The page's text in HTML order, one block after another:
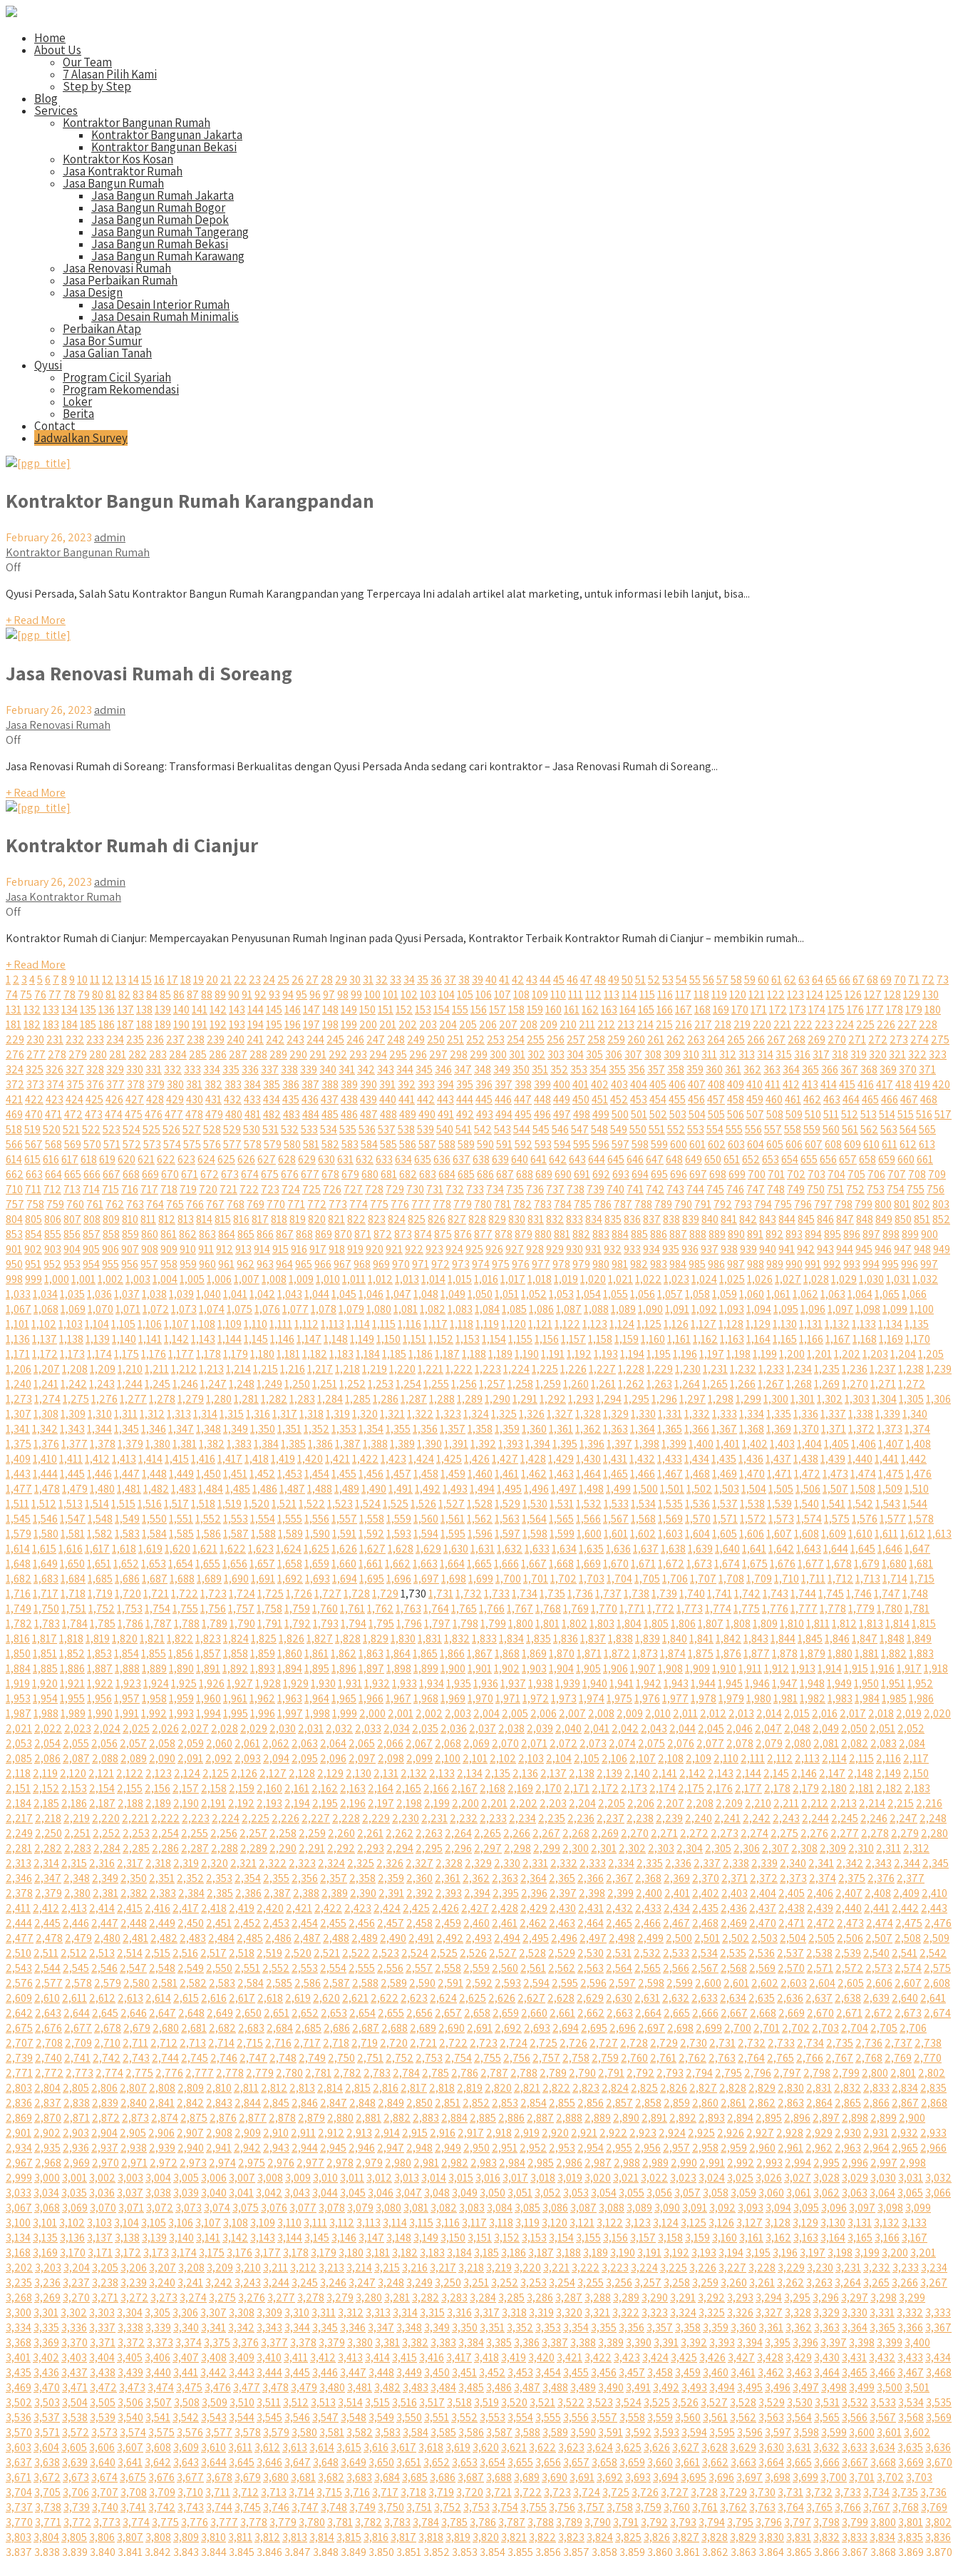
Home
About Us
Our Team
7 Alasan Pilih Kami
Step by Step
Blog
Services
Kontraktor Bangunan Rumah
Kontraktor Bangunan Jakarta
Kontraktor Bangunan Bekasi
Kontraktor Kos Kosan
Jasa Kontraktor Rumah
Jasa Bangun Rumah
Jasa Bangun Rumah Jakarta
Jasa Bangun Rumah Bogor
Jasa Bangun Rumah Depok
Jasa Bangun Rumah Tangerang
Jasa Bangun Rumah Bekasi
Jasa Bangun Rumah Karawang
Jasa Renovasi Rumah
Jasa Perbaikan Rumah
Jasa Design
Jasa Desain Interior Rumah
Jasa Desain Rumah Minimalis
Perbaikan Atap
Jasa Bor Sumur
Jasa Galian Tanah
Qyusi
Program Cicil Syariah
Program Rekomendasi
Loker
Berita
Contact
Jadwalkan Survey
Kontraktor Bangun Rumah Karangpandan
February 26, 2023 admin
Kontraktor Bangunan Rumah
Off
Qyusi Persada, Salah Satu Kontraktor Bangun Rumah Karangpandan yang Terpercaya Ini adalah artikel alat marketing, untuk informasi lebih lanjut, bisa...
+ Read More
Jasa Renovasi Rumah di Soreang
February 26, 2023 admin
Jasa Renovasi Rumah
Off
Jasa Renovasi Rumah di Soreang: Transformasi Berkualitas dengan Qyusi Persada Anda sedang cari kontraktor – Jasa Renovasi Rumah di Soreang...
+ Read More
Kontraktor Rumah di Cianjur
February 26, 2023 admin
Jasa Kontraktor Rumah
Off
Kontraktor Rumah di Cianjur: Mempercayakan Penyusunan Rumah Inginan pada Qyusi Persada, Kontraktor Terbaik Kontraktor Rumah di Cianjur – membikin rumah...
+ Read More
12 3456 78910111213141516171819 20 2122 23 2425 26 27 28 29 30 3132 33 3435 36 37 38 39404142434445464748495051525354555657585960616263646566676869 70 7172 73
7475 76 77 78 798081828384858687888990919293949596979899100101102103104105106107108109110111112113114115116117118119120121122123124125126127128129130
131132133134135136137138139140141142143144145146147148149150151152153154155156157158159160161162163164165166167168169170171172173174175176177178179180
181182183184185186187188189190191192193194195196197198199 200 201202 203 204205 206 207 208 209 210 211212 213 214215 216 217 218 219 220 221222 223 224225 226 227 228
229 230 231232 233 234235 236 237 238 239 240 241242 243 244245 246 247 248 249 250 251252 253 254255 256 257 258 259 260 261262 263 264265 266 267 268 269 270 271272 273 274275
276 277 278 279 280 281282 283 284285 286 287 288 289 290 291292 293 294295 296 297 298 299 300 301302 303 304305 306 307 308 309 310 311312 313 314315 316 317 318 319 320 321322 323
324325 326 327 328 329 330 331332 333 334335 336 337 338 339 340 341342 343 344345 346 347 348 349 350 351352 353 354355 356 357 358 359 360 361362 363 364365 366 367 368 369 370 371
372 373 374375 376 377 378 379 380 381382 383 384385 386 387 388 389 390 391392 393 394395 396 397 398 399400401402403404405406407408409410411412413414415416417418419420
421422423424425426427428429430431432433434435436437438439440441442443444445446447448449450451452453454455456457458459460461462463464465466467468
469470471472473474475476477478479480481482483484485486487488489490491492493494495496497498499500501502503504505506507508509510511512513514515516517
518519520521522523524525526527528529530531532533534535536537538539540541542543544545546547548549550551552553554555556557558559560561562563564565
566567568569570571572573574575576577578579580581582583584585586587588589590591592593594595596597598599600601602603604605606607608609610611612613
614615616617618619620621622623624625626627628629630631632633634635636637638639640641642643644645646647648649650651652653654655656657658659660661
662663664665666667668669670671672673674675676677678679680681682683684685686687688689690691692693694695696697698699 700 701702 703 704705 706 707 708 709
710 711712 713 714715 716 717 718 719 720 721722 723 724725 726 727 728 729 730 731732 733 734735 736 737 738 739 740 741742 743 744745 746 747 748 749 750 751752 753 754755 756
757 758 759 760 761762 763 764765 766 767 768 769 770 771772 773 774775 776 777 778 779 780 781782 783 784785 786 787 788 789 790 791792 793 794795 796 797 798 799800801802803
804805806807808809810811812813814815816817818819820821822823824825826827828829830831832833834835836837838839840841842843844845846847848849850851852
853854855856857858859860861862863864865866867868869870871872873874875876877878879880881882883884885886887888889890891892893894895896897898899900
901902903904905906907908909910911912913914915916917918919920921922923924925926927928929930931932933934935936937938939940941942943944945946947948949
950951952953954955956957958959960961962963964965966967968969970971972973974975976977978979980981982983984985986987988989990991992993994995996997
9989991,0001,0011,0021,0031,0041,0051,0061,0071,0081,0091,0101,0111,0121,0131,0141,0151,0161,0171,0181,0191,0201,0211,0221,0231,0241,0251,0261,0271,0281,0291,0301,0311,032
1,0331,0341,0351,0361,0371,0381,0391,0401,0411,0421,0431,0441,0451,0461,0471,0481,0491,0501,0511,0521,0531,0541,0551,0561,0571,0581,0591,0601,0611,0621,0631,0641,0651,066
1,0671,0681,0691,0701,0711,0721,0731,0741,0751,0761,0771,0781,0791,0801,0811,0821,0831,0841,0851,0861,0871,0881,0891,0901,0911,0921,0931,0941,0951,0961,0971,0981,0991,100
1,1011,1021,1031,1041,1051,1061,1071,1081,1091,1101,1111,1121,1131,1141,1151,1161,1171,1181,1191,1201,1211,1221,1231,1241,1251,1261,1271,1281,1291,1301,1311,1321,1331,1341,135
1,1361,1371,1381,1391,1401,1411,1421,1431,1441,1451,1461,1471,1481,1491,1501,1511,1521,1531,1541,1551,1561,1571,1581,1591,1601,1611,1621,1631,1641,1651,1661,1671,1681,1691,170
1,1711,1721,1731,1741,1751,1761,1771,1781,1791,1801,1811,1821,1831,1841,1851,1861,1871,1881,1891,1901,1911,1921,1931,1941,1951,1961,1971,1981,1991,2001,2011,2021,2031,2041,205
1,2061,2071,2081,2091,2101,2111,2121,2131,2141,2151,2161,2171,2181,2191,2201,2211,2221,2231,2241,2251,2261,2271,2281,2291,2301,2311,2321,2331,2341,2351,2361,2371,2381,239
1,2401,2411,2421,2431,2441,2451,2461,2471,2481,2491,2501,2511,2521,2531,2541,2551,2561,2571,2581,2591,2601,2611,2621,2631,2641,2651,2661,2671,2681,2691,2701,2711,272
1,2731,2741,2751,2761,2771,2781,2791,2801,2811,2821,2831,2841,2851,2861,2871,2881,2891,2901,2911,2921,2931,2941,2951,2961,2971,2981,2991,3001,3011,3021,3031,3041,3051,306
1,3071,3081,3091,3101,3111,3121,3131,3141,3151,3161,3171,3181,3191,3201,3211,3221,3231,3241,3251,3261,3271,3281,3291,3301,3311,3321,3331,3341,3351,3361,3371,3381,3391,340
1,3411,3421,3431,3441,3451,3461,3471,3481,3491,3501,3511,3521,3531,3541,3551,3561,3571,3581,3591,3601,3611,3621,3631,3641,3651,3661,3671,3681,3691,3701,3711,3721,3731,374
1,3751,3761,3771,3781,3791,3801,3811,3821,3831,3841,3851,3861,3871,3881,3891,3901,3911,3921,3931,3941,3951,3961,3971,3981,3991,4001,4011,4021,4031,4041,4051,4061,4071,408
1,4091,4101,4111,4121,4131,4141,4151,4161,4171,4181,4191,4201,4211,4221,4231,4241,4251,4261,4271,4281,4291,4301,4311,4321,4331,4341,4351,4361,4371,4381,4391,4401,4411,442
1,4431,4441,4451,4461,4471,4481,4491,4501,4511,4521,4531,4541,4551,4561,4571,4581,4591,4601,4611,4621,4631,4641,4651,4661,4671,4681,4691,4701,4711,4721,4731,4741,4751,476
1,4771,4781,4791,4801,4811,4821,4831,4841,4851,4861,4871,4881,4891,4901,4911,4921,4931,4941,4951,4961,4971,4981,4991,5001,5011,5021,5031,5041,5051,5061,5071,5081,5091,510
1,5111,5121,5131,5141,5151,5161,5171,5181,5191,5201,5211,5221,5231,5241,5251,5261,5271,5281,5291,5301,5311,5321,5331,5341,5351,5361,5371,5381,5391,5401,5411,5421,5431,544
1,5451,5461,5471,5481,5491,5501,5511,5521,5531,5541,5551,5561,5571,5581,5591,5601,5611,5621,5631,5641,5651,5661,5671,5681,5691,5701,5711,5721,5731,5741,5751,5761,5771,578
1,5791,5801,5811,5821,5831,5841,5851,5861,5871,5881,5891,5901,5911,5921,5931,5941,5951,5961,5971,5981,5991,6001,6011,6021,6031,6041,6051,6061,6071,6081,6091,6101,6111,6121,613
1,6141,6151,6161,6171,6181,6191,6201,6211,6221,6231,6241,6251,6261,6271,6281,6291,6301,6311,6321,6331,6341,6351,6361,6371,6381,6391,6401,6411,6421,6431,6441,6451,6461,647
1,6481,6491,6501,6511,6521,6531,6541,6551,6561,6571,6581,6591,6601,6611,6621,6631,6641,6651,6661,6671,6681,6691,6701,6711,6721,6731,6741,6751,6761,6771,6781,6791,6801,681
1,6821,6831,6841,6851,6861,6871,6881,6891,6901,6911,6921,6931,6941,6951,6961,6971,6981,6991,7001,7011,7021,7031,7041,7051,7061,7071,7081,7091,7101,7111,7121,7131,7141,715
1,7161,7171,7181,7191,7201,7211,7221,7231,7241,7251,7261,7271,7281,7291,7301,7311,7321,7331,7341,7351,7361,7371,7381,7391,7401,7411,7421,7431,7441,7451,7461,7471,748
1,7491,7501,7511,7521,7531,7541,7551,7561,7571,7581,7591,7601,7611,7621,7631,7641,7651,7661,7671,7681,7691,7701,7711,7721,7731,7741,7751,7761,7771,7781,7791,7801,781
1,7821,7831,7841,7851,7861,7871,7881,7891,7901,7911,7921,7931,7941,7951,7961,7971,7981,7991,8001,8011,8021,8031,8041,8051,8061,8071,8081,8091,8101,8111,8121,8131,8141,815
1,8161,8171,8181,8191,8201,8211,8221,8231,8241,8251,8261,8271,8281,8291,8301,8311,8321,8331,8341,8351,8361,8371,8381,8391,8401,8411,8421,8431,8441,8451,8461,8471,8481,849
1,8501,8511,8521,8531,8541,8551,8561,8571,8581,8591,8601,8611,8621,8631,8641,8651,8661,8671,8681,8691,8701,8711,8721,8731,8741,8751,8761,8771,8781,8791,8801,8811,8821,883
1,8841,8851,8861,8871,8881,8891,8901,8911,8921,8931,8941,8951,8961,8971,8981,8991,9001,9011,9021,9031,9041,9051,9061,9071,9081,9091,9101,9111,9121,9131,9141,9151,9161,9171,918
1,9191,9201,9211,9221,9231,9241,9251,9261,9271,9281,9291,9301,9311,9321,9331,9341,9351,9361,9371,9381,9391,9401,9411,9421,9431,9441,9451,9461,9471,9481,9491,9501,9511,952
1,9531,9541,9551,9561,9571,9581,9591,9601,9611,9621,9631,9641,9651,9661,9671,9681,9691,9701,9711,9721,9731,9741,9751,9761,9771,9781,9791,9801,9811,9821,9831,9841,9851,986
1,9871,9881,9891,9901,9911,9921,9931,9941,9951,9961,9971,9981,999 2,000 2,0012,002 2,003 2,0042,005 2,006 2,007 2,008 2,009 2,010 2,0112,012 2,013 2,0142,015 2,016 2,017 2,018 2,019 2,020
2,0212,022 2,023 2,0242,025 2,026 2,027 2,028 2,029 2,030 2,0312,032 2,033 2,0342,035 2,036 2,037 2,038 2,039 2,040 2,0412,042 2,043 2,0442,045 2,046 2,047 2,048 2,049 2,050 2,0512,052
2,053 2,0542,055 2,056 2,057 2,058 2,059 2,060 2,0612,062 2,063 2,0642,065 2,066 2,067 2,068 2,069 2,070 2,0712,072 2,073 2,0742,075 2,076 2,077 2,078 2,079 2,080 2,0812,082 2,083 2,084
2,085 2,086 2,087 2,088 2,089 2,090 2,0912,092 2,093 2,0942,095 2,096 2,097 2,098 2,099 2,100 2,1012,102 2,103 2,1042,105 2,106 2,107 2,108 2,109 2,110 2,1112,112 2,113 2,1142,115 2,116 2,117
2,118 2,119 2,120 2,1212,122 2,123 2,1242,125 2,126 2,127 2,128 2,129 2,130 2,1312,132 2,133 2,1342,135 2,136 2,137 2,138 2,139 2,140 2,1412,142 2,143 2,1442,145 2,146 2,147 2,148 2,149 2,150
2,1512,152 2,153 2,1542,155 2,156 2,157 2,158 2,159 2,160 2,1612,162 2,163 2,1642,165 2,166 2,167 2,168 2,169 2,170 2,1712,172 2,173 2,1742,175 2,176 2,177 2,178 2,179 2,180 2,1812,182 2,183
2,1842,185 2,186 2,187 2,188 2,189 2,190 2,1912,192 2,193 2,1942,195 2,196 2,197 2,198 2,199 2,200 2,2012,202 2,203 2,2042,205 2,206 2,207 2,208 2,209 2,210 2,2112,212 2,213 2,2142,215 2,216
2,217 2,218 2,219 2,220 2,2212,222 2,223 2,2242,225 2,226 2,227 2,228 2,229 2,230 2,2312,232 2,233 2,2342,235 2,236 2,237 2,238 2,239 2,240 2,2412,242 2,243 2,2442,245 2,246 2,247 2,248
2,249 2,250 2,2512,252 2,253 2,2542,255 2,256 2,257 2,258 2,259 2,260 2,2612,262 2,263 2,2642,265 2,266 2,267 2,268 2,269 2,270 2,2712,272 2,273 2,2742,275 2,276 2,277 2,278 2,279 2,280
2,2812,282 2,283 2,2842,285 2,286 2,287 2,288 2,289 2,290 2,2912,292 2,293 2,2942,295 2,296 2,297 2,298 2,299 2,300 2,3012,302 2,303 2,3042,305 2,306 2,307 2,308 2,309 2,310 2,3112,312
2,313 2,3142,315 2,316 2,317 2,318 2,319 2,320 2,3212,322 2,323 2,3242,325 2,326 2,327 2,328 2,329 2,330 2,3312,332 2,333 2,3342,335 2,336 2,337 2,338 2,339 2,340 2,3412,342 2,343 2,3442,345
2,346 2,347 2,348 2,349 2,350 2,3512,352 2,353 2,3542,355 2,356 2,357 2,358 2,359 2,360 2,3612,362 2,363 2,3642,365 2,366 2,367 2,368 2,369 2,370 2,3712,372 2,373 2,3742,375 2,376 2,377
2,378 2,379 2,380 2,3812,382 2,383 2,3842,385 2,386 2,387 2,388 2,389 2,390 2,3912,392 2,393 2,3942,395 2,396 2,397 2,398 2,399 2,400 2,4012,402 2,403 2,4042,405 2,406 2,407 2,408 2,409 2,410
2,4112,412 2,413 2,4142,415 2,416 2,417 2,418 2,419 2,420 2,4212,422 2,423 2,4242,425 2,426 2,427 2,428 2,429 2,430 2,4312,432 2,433 2,4342,435 2,436 2,437 2,438 2,439 2,440 2,4412,442 2,443
2,4442,445 2,446 2,447 2,448 2,449 2,450 2,4512,452 2,453 2,4542,455 2,456 2,457 2,458 2,459 2,460 2,4612,462 2,463 2,4642,465 2,466 2,467 2,468 2,469 2,470 2,4712,472 2,473 2,4742,475 2,476
2,477 2,478 2,479 2,480 2,4812,482 2,483 2,4842,485 2,486 2,487 2,488 2,489 2,490 2,4912,492 2,493 2,4942,495 2,496 2,497 2,498 2,499 2,500 2,5012,502 2,503 2,5042,505 2,506 2,507 2,508 2,509
2,510 2,5112,512 2,513 2,5142,515 2,516 2,517 2,518 2,519 2,520 2,5212,522 2,523 2,5242,525 2,526 2,527 2,528 2,529 2,530 2,5312,532 2,533 2,5342,535 2,536 2,537 2,538 2,539 2,540 2,5412,542
2,543 2,5442,545 2,546 2,547 2,548 2,549 2,550 2,5512,552 2,553 2,5542,555 2,556 2,557 2,558 2,559 2,560 2,5612,562 2,563 2,5642,565 2,566 2,567 2,568 2,569 2,570 2,5712,572 2,573 2,5742,575
2,576 2,577 2,578 2,579 2,580 2,5812,582 2,583 2,5842,585 2,586 2,587 2,588 2,589 2,590 2,5912,592 2,593 2,5942,595 2,596 2,597 2,598 2,599 2,600 2,6012,602 2,603 2,6042,605 2,606 2,607 2,608
2,609 2,610 2,6112,612 2,613 2,6142,615 2,616 2,617 2,618 2,619 2,620 2,6212,622 2,623 2,6242,625 2,626 2,627 2,628 2,629 2,630 2,6312,632 2,633 2,6342,635 2,636 2,637 2,638 2,639 2,640 2,641
2,642 2,643 2,6442,645 2,646 2,647 2,648 2,649 2,650 2,6512,652 2,653 2,6542,655 2,656 2,657 2,658 2,659 2,660 2,6612,662 2,663 2,6642,665 2,666 2,667 2,668 2,669 2,670 2,6712,672 2,673 2,674
2,675 2,676 2,677 2,678 2,679 2,680 2,6812,682 2,683 2,6842,685 2,686 2,687 2,688 2,689 2,690 2,6912,692 2,693 2,6942,695 2,696 2,697 2,698 2,699 2,700 2,7012,702 2,703 2,7042,705 2,706
2,707 2,708 2,709 2,710 2,7112,712 2,713 2,7142,715 2,716 2,717 2,718 2,719 2,720 2,7212,722 2,723 2,7242,725 2,726 2,727 2,728 2,729 2,730 2,7312,732 2,733 2,7342,735 2,736 2,737 2,738
2,739 2,740 2,7412,742 2,743 2,7442,745 2,746 2,747 2,748 2,749 2,750 2,7512,752 2,753 2,7542,755 2,756 2,757 2,758 2,759 2,760 2,7612,762 2,763 2,7642,765 2,766 2,767 2,768 2,769 2,770
2,7712,772 2,773 2,7742,775 2,776 2,777 2,778 2,779 2,780 2,7812,782 2,783 2,7842,785 2,786 2,787 2,788 2,789 2,790 2,7912,792 2,793 2,7942,795 2,796 2,797 2,798 2,799 2,800 2,8012,802
2,803 2,8042,805 2,806 2,807 2,808 2,809 2,810 2,8112,812 2,813 2,8142,815 2,816 2,817 2,818 2,819 2,820 2,8212,822 2,823 2,8242,825 2,826 2,827 2,828 2,829 2,830 2,8312,832 2,833 2,8342,835
2,836 2,837 2,838 2,839 2,840 2,8412,842 2,843 2,8442,845 2,846 2,847 2,848 2,849 2,850 2,8512,852 2,853 2,8542,855 2,856 2,857 2,858 2,859 2,860 2,8612,862 2,863 2,8642,865 2,866 2,867 2,868
2,869 2,870 2,8712,872 2,873 2,8742,875 2,876 2,877 2,878 2,879 2,880 2,8812,882 2,883 2,8842,885 2,886 2,887 2,888 2,889 2,890 2,8912,892 2,893 2,8942,895 2,896 2,897 2,898 2,899 2,900
2,9012,902 2,903 2,9042,905 2,906 2,907 2,908 2,909 2,910 2,9112,912 2,913 2,9142,915 2,916 2,917 2,918 2,919 2,920 2,9212,922 2,923 2,9242,925 2,926 2,927 2,928 2,929 2,930 2,9312,932 2,933
2,9342,935 2,936 2,937 2,938 2,939 2,940 2,9412,942 2,943 2,9442,945 2,946 2,947 2,948 2,949 2,950 2,9512,952 2,953 2,9542,955 2,956 2,957 2,958 2,959 2,960 2,9612,962 2,963 2,9642,965 2,966
2,967 2,968 2,969 2,970 2,9712,972 2,973 2,9742,975 2,976 2,977 2,978 2,979 2,980 2,9812,982 2,983 2,9842,985 2,986 2,987 2,988 2,989 2,990 2,9912,992 2,993 2,9942,995 2,996 2,997 2,998
2,999 3,000 3,0013,002 3,003 3,0043,005 3,006 3,007 3,008 3,009 3,010 3,0113,012 3,013 3,0143,015 3,016 3,017 3,018 3,019 3,020 3,0213,022 3,023 3,0243,025 3,026 3,027 3,028 3,029 3,030 3,0313,032
3,033 3,0343,035 3,036 3,037 3,038 3,039 3,040 3,0413,042 3,043 3,0443,045 3,046 3,047 3,048 3,049 3,050 3,0513,052 3,053 3,0543,055 3,056 3,057 3,058 3,059 3,060 3,0613,062 3,063 3,0643,065 3,066
3,067 3,068 3,069 3,070 3,0713,072 3,073 3,0743,075 3,076 3,077 3,078 3,079 3,080 3,0813,082 3,083 3,0843,085 3,086 3,087 3,088 3,089 3,090 3,0913,092 3,093 3,0943,095 3,096 3,097 3,098 3,099
3,100 3,1013,102 3,103 3,1043,105 3,106 3,107 3,108 3,109 3,110 3,1113,112 3,113 3,1143,115 3,116 3,117 3,118 3,119 3,120 3,1213,122 3,123 3,1243,125 3,126 3,127 3,128 3,129 3,130 3,1313,132 3,133
3,1343,135 3,136 3,137 3,138 3,139 3,140 3,1413,142 3,143 3,1443,145 3,146 3,147 3,148 3,149 3,150 3,1513,152 3,153 3,1543,155 3,156 3,157 3,158 3,159 3,160 3,1613,162 3,163 3,1643,165 3,166 3,167
3,168 3,169 3,170 3,1713,172 3,173 3,1743,175 3,176 3,177 3,178 3,179 3,180 3,1813,182 3,183 3,1843,185 3,186 3,187 3,188 3,189 3,190 3,1913,192 3,193 3,1943,195 3,196 3,197 3,198 3,199 3,200 3,201
3,202 3,203 3,2043,205 3,206 3,207 3,208 3,209 3,210 3,2113,212 3,213 3,2143,215 3,216 3,217 3,218 3,219 3,220 3,2213,222 3,223 3,2243,225 3,226 3,227 3,228 3,229 3,230 3,2313,232 3,233 3,234
3,235 3,236 3,237 3,238 3,239 3,240 3,2413,242 3,243 3,2443,245 3,246 3,247 3,248 3,249 3,250 3,2513,252 3,253 3,2543,255 3,256 3,257 3,258 3,259 3,260 3,2613,262 3,263 3,2643,265 3,266 3,267
3,268 3,269 3,270 3,2713,272 3,273 3,2743,275 3,276 3,277 3,278 3,279 3,280 3,2813,282 3,283 3,2843,285 3,286 3,287 3,288 3,289 3,290 3,2913,292 3,293 3,2943,295 3,296 3,297 3,298 3,299
3,300 3,3013,302 3,303 3,3043,305 3,306 3,307 3,308 3,309 3,310 3,3113,312 3,313 3,3143,315 3,316 3,317 3,318 3,319 3,320 3,3213,322 3,323 3,3243,325 3,326 3,327 3,328 3,329 3,330 3,3313,332 3,333
3,3343,335 3,336 3,337 3,338 3,339 3,340 3,3413,342 3,343 3,3443,345 3,346 3,347 3,348 3,349 3,350 3,3513,352 3,353 3,3543,355 3,356 3,357 3,358 3,359 3,360 3,3613,362 3,363 3,3643,365 3,366 3,367
3,368 3,369 3,370 3,3713,372 3,373 3,3743,375 3,376 3,377 3,378 3,379 3,380 3,3813,382 3,383 3,3843,385 3,386 3,387 3,388 3,389 3,390 3,3913,392 3,393 3,3943,395 3,396 3,397 3,398 3,399 3,400
3,4013,402 3,403 3,4043,405 3,406 3,407 3,408 3,409 3,410 3,4113,412 3,413 3,4143,415 3,416 3,417 3,418 3,419 3,420 3,4213,422 3,423 3,4243,425 3,426 3,427 3,428 3,429 3,430 3,4313,432 3,433 3,434
3,435 3,436 3,437 3,438 3,439 3,440 3,4413,442 3,443 3,4443,445 3,446 3,447 3,448 3,449 3,450 3,4513,452 3,453 3,4543,455 3,456 3,457 3,458 3,459 3,460 3,4613,462 3,463 3,4643,465 3,466 3,467 3,468
3,469 3,470 3,4713,472 3,473 3,4743,475 3,476 3,477 3,478 3,479 3,480 3,4813,482 3,483 3,4843,485 3,486 3,487 3,488 3,489 3,490 3,4913,492 3,493 3,4943,495 3,496 3,497 3,498 3,499 3,500 3,501
3,502 3,503 3,5043,505 3,506 3,507 3,508 3,509 3,510 3,5113,512 3,513 3,5143,515 3,516 3,517 3,518 3,519 3,520 3,5213,522 3,523 3,5243,525 3,526 3,527 3,528 3,529 3,530 3,5313,532 3,533 3,5343,535
3,536 3,537 3,538 3,539 3,540 3,5413,542 3,543 3,5443,545 3,546 3,547 3,548 3,549 3,550 3,5513,552 3,553 3,5543,555 3,556 3,557 3,558 3,559 3,560 3,5613,562 3,563 3,5643,565 3,566 3,567 3,568 3,569
3,570 3,5713,572 3,573 3,5743,575 3,576 3,577 3,578 3,579 3,580 3,5813,582 3,583 3,5843,585 3,586 3,587 3,588 3,589 3,590 3,5913,592 3,593 3,5943,595 3,596 3,597 3,598 3,599 3,600 3,6013,602
3,603 3,6043,605 3,606 3,607 3,608 3,609 3,610 3,6113,612 3,613 3,6143,615 3,616 3,617 3,618 3,619 3,620 3,6213,622 3,623 3,6243,625 3,626 3,627 3,628 3,629 3,630 3,6313,632 3,633 3,6343,635 3,636
3,637 3,638 3,639 3,640 3,6413,642 3,643 3,6443,645 3,646 3,647 3,648 3,649 3,650 3,6513,652 3,653 3,6543,655 3,656 3,657 3,658 3,659 3,660 3,6613,662 3,663 3,6643,665 3,666 3,667 3,668 3,669 3,670
3,6713,672 3,673 3,6743,675 3,676 3,677 3,678 3,679 3,680 3,6813,682 3,683 3,6843,685 3,686 3,687 3,688 3,689 3,690 3,6913,692 3,693 3,6943,695 3,696 3,697 3,698 3,699 3,700 3,7013,702 3,703
3,7043,705 3,706 3,707 3,708 3,709 3,710 3,7113,712 3,713 3,7143,715 3,716 3,717 3,718 3,719 3,720 3,7213,722 3,723 3,7243,725 3,726 3,727 3,728 3,729 3,730 3,7313,732 3,733 3,7343,735 3,736
3,737 3,738 3,739 3,740 3,7413,742 3,743 3,7443,745 3,746 3,747 3,748 3,749 3,750 3,7513,752 3,753 3,7543,755 3,756 3,757 3,758 3,759 3,760 3,7613,762 3,763 3,7643,765 3,766 3,767 3,768 3,769
3,770 3,7713,772 3,773 3,7743,775 3,776 3,777 3,778 3,779 3,780 3,7813,782 3,783 3,7843,785 3,786 3,787 3,788 3,789 3,790 3,7913,792 3,793 3,7943,795 3,796 3,797 3,798 3,799 3,800 3,8013,802
3,803 3,8043,805 3,806 3,807 3,808 3,809 3,810 3,8113,812 3,813 3,8143,815 3,816 3,817 3,818 3,819 3,820 3,8213,822 3,823 3,8243,825 3,826 3,827 3,828 3,829 3,830 3,8313,832 3,833 3,8343,835 3,836
3,837 3,838 3,839 3,840 3,8413,842 3,843 3,8443,845 3,846 3,847 3,848 3,849 3,850 3,8513,852 3,853 3,8543,855 3,856 3,857 3,858 3,859 3,860 3,8613,862 3,863 3,8643,865 3,866 3,867 3,868 3,869 3,870